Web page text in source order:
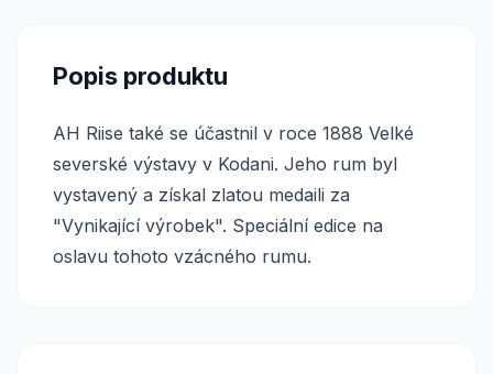
Popis produktu
AH Riise také se účastnil v roce 1888 Velké
severské výstavy v Kodani. Jeho rum byl
vystavený a získal zlatou medaili za
"Vynikající výrobek". Speciální edice na
oslavu tohoto vzácného rumu.